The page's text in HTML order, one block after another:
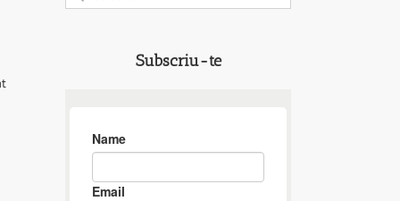
for:
Subscriu-te